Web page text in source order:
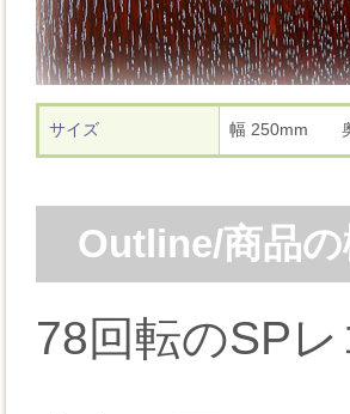
サイズ 幅 250mm
Outline/商品
78回転のSP